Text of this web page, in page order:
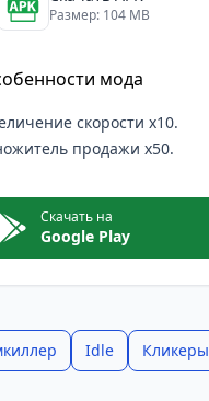
Размер: 104 MB
мода
скорости x10.
продажи x50.
Скачать на
Google Play
Idle Кликеры